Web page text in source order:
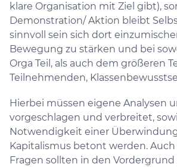
klare Organisation mit Ziel gibt),
Demonstration/ Aktion bleibt
sinnvoll sein sich dort
Bewegung zu stärken und bei
Orga Teil, als auch dem größeren
Teilnehmenden,
Hierbei müssen eigene Analysen
vorgeschlagen und verbreitet,
Notwendigkeit einer
Kapitalismus betont werden.
Fragen sollten in den